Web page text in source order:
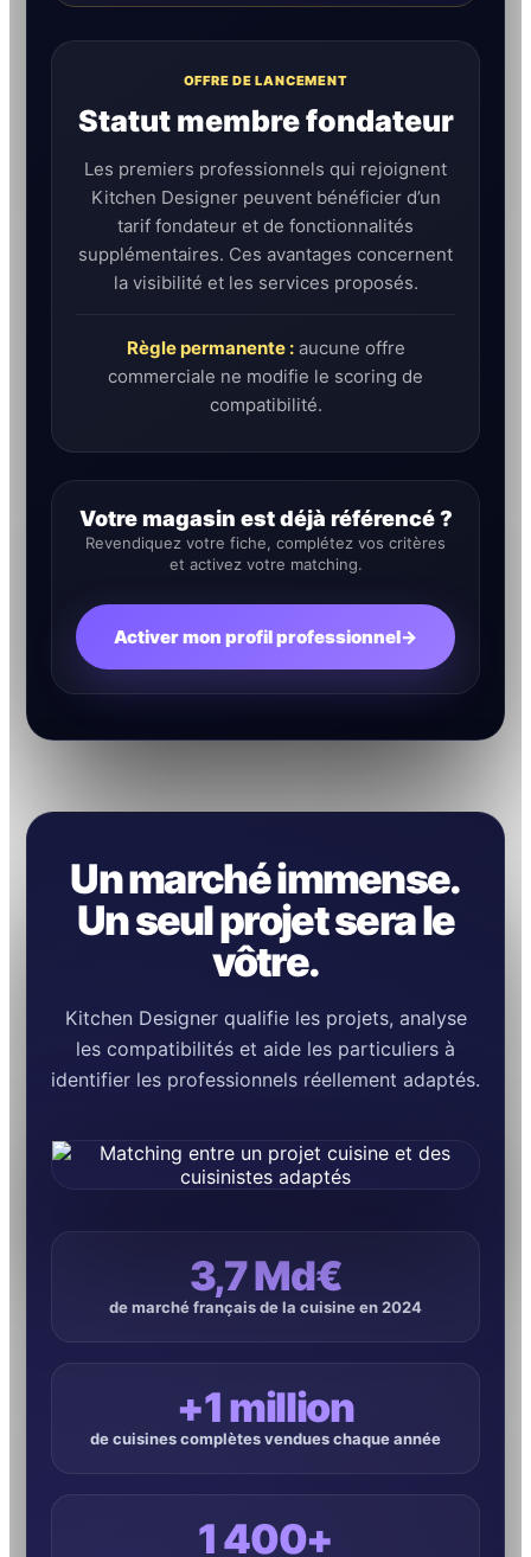
OFFRE DE LANCEMENT
Statut membre fondateur
Les premiers professionnels qui rejoignent
Kitchen Designer peuvent bénéficier d’un
tarif fondateur et de fonctionnalités
supplémentaires. Ces avantages concernent
la visibilité et les services proposés.
Règle permanente :aucune offre
commerciale ne modifie le scoring de
compatibilité.
Votre magasin est déjà référencé ?
Revendiquez votre fiche, complétez vos critères
et activez votre matching.
Activer mon profil professionnel→
Un marché immense.
Un seul projet sera le
vôtre.
Kitchen Designer qualifie les projets, analyse
les compatibilités et aide les particuliers à
identifier les professionnels réellement adaptés.
3,7 Md€
de marché français de la cuisine en 2024
+1 million
de cuisines complètes vendues chaque année
1 400+